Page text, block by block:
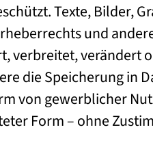
Texte, Bilder,
und
verbreitet, verändert
die Speicherung in
von gewerblicher
Form – ohne